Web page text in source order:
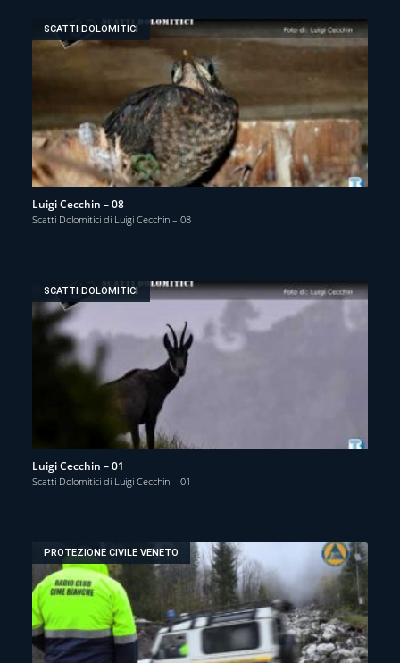
SCATTI DOLOMITICI
Luigi Cecchin – 08
Scatti Dolomitici di Luigi Cecchin – 08
SCATTI DOLOMITICI
Luigi Cecchin – 01
Scatti Dolomitici di Luigi Cecchin – 01
PROTEZIONE CIVILE VENETO